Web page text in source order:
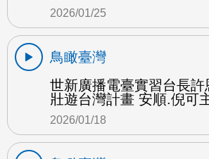
2026/01/25
鳥瞰臺灣
世新廣播電臺實習台長
壯遊台灣計畫 安順.倪可
2026/01/18